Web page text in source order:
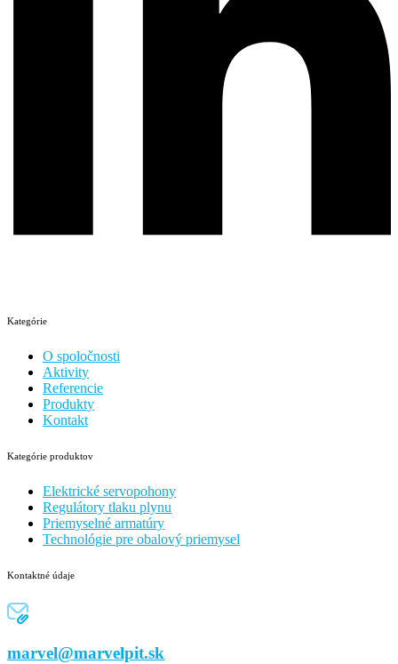
Kategórie
O spoločnosti
Aktivity
Referencie
Produkty
Kontakt
Kategórie produktov
Elektrické servopohony
Regulátory tlaku plynu
Priemyselné armatúry
Technológie pre obalový priemysel
Kontaktné údaje
marvel@marvelpit.sk